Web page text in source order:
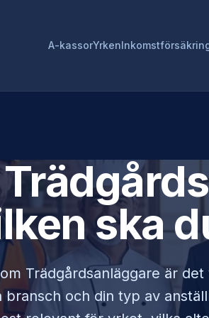
A-kassorYrken
ska
Trädgårdsanläggare är det
bransch och din typ av